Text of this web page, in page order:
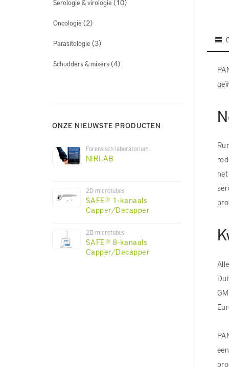
Serologie & virologie (10)
Oncologie (2)
Parasitologie (3)
Schudders & mixers(4)
ONZE NIEUWSTE PRODUCTEN
Forensisch laboratorium
NIRLAB
2D microtubes
SAFE® 1-kanaals
Capper/Decapper
2D microtubes
SAFE® 8-kanaals
Capper/Decapper